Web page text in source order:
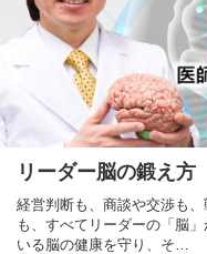
リーダー脳の鍛え方
経営判断も、商談や交渉も
も、すべてリーダーの「脳
いる脳の健康を守り、そ…